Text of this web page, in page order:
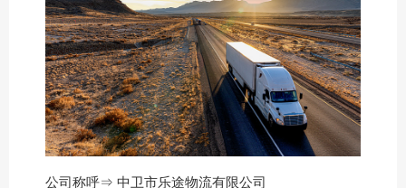
公司称呼⇒ 中卫市乐途物流有限公司